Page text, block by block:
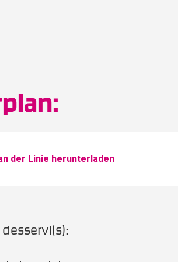
der Linie herunterladen
desservi(s):